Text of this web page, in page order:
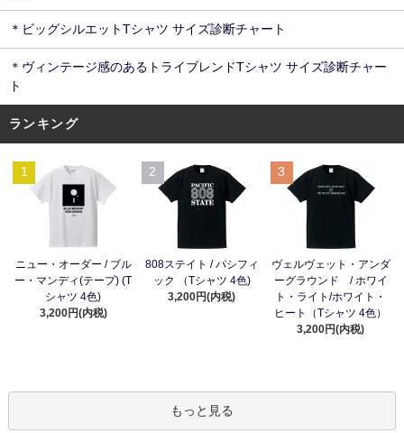
＊ビッグシルエットTシャツ サイズ診断チャート
＊ヴィンテージ感のあるトライブレンドTシャツ サイズ診断チャー
ト
ランキング
1
ニュー・オーダー / ブル
ー・マンディ(テープ) (T
シャツ 4色)
3,200円(内税)
2
808ステイト / パシフィ
ック （Tシャツ 4色)
3,200円(内税)
3
ヴェルヴェット・アンダ
ーグラウンド / ホワイ
ト・ライト/ホワイト・
ヒート（Tシャツ 4色）
3,200円(内税)
もっと見る